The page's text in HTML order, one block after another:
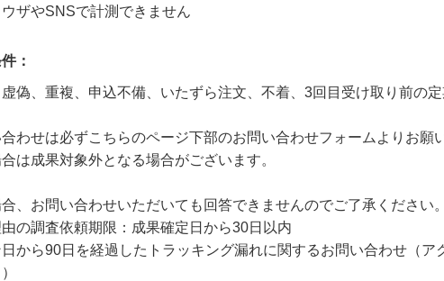
ザやSNSで計測できません
：
偽、重複、申込不備、いたずら注文、不着、3回目受け取り前の
わせは必ずこちらのページ下部のお問い合わせフォームよりお願
は成果対象外となる場合がございます。
、お問い合わせいただいても回答できませんのでご了承ください。
由の調査依頼期限：成果確定日から30日以内
日から90日を経過したトラッキング漏れに関するお問い合わせ（